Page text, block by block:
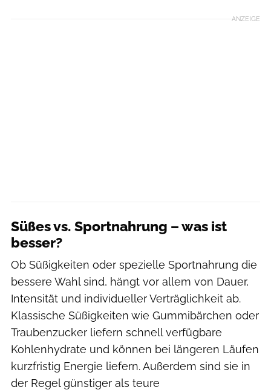
ANZEIGE
Süßes vs. Sportnahrung – was ist
besser?
Ob Süßigkeiten oder spezielle Sportnahrung die
bessere Wahl sind, hängt vor allem von Dauer,
Intensität und individueller Verträglichkeit ab.
Klassische Süßigkeiten wie Gummibärchen oder
Traubenzucker liefern schnell verfügbare
Kohlenhydrate und können bei längeren Läufen
kurzfristig Energie liefern. Außerdem sind sie in
der Regel günstiger als teure